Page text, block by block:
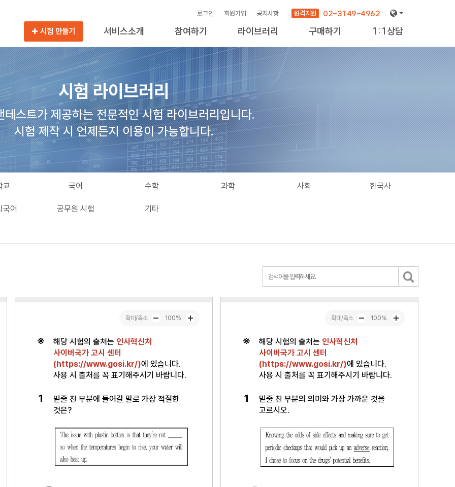
로그인 회원가입 공지사항 원격지원
02-3149-4962
시험 만들기
서비스소개 참여하기 라이브러리 구매하기 1:1상담
시험 라이브러리
테스트가 제공하는 전문적인 시험 라이브러리입니다.
시험 제작 시 언제든지 이용이 가능합니다.
교 국어 수학 과학 사회 한국사
어 공무원 시험 기타